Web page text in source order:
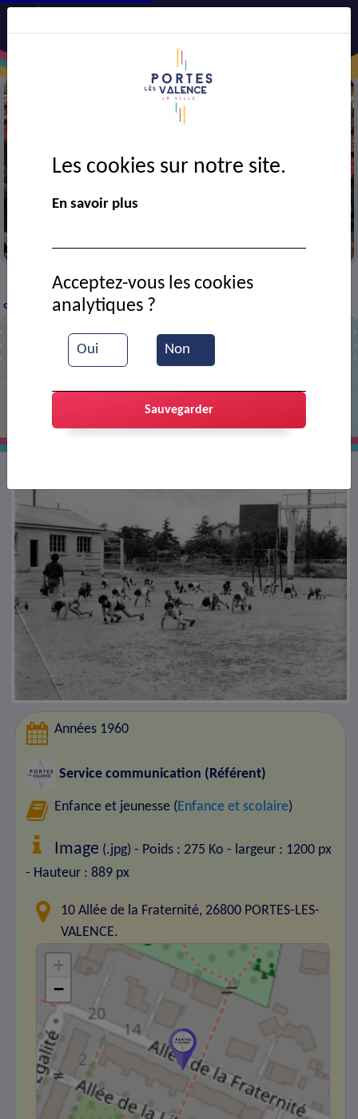
> VIE MUNICIPALE > Ressources documentaires
centre aéré SNCF
Années 1960
Service communication (Référent)
Enfance et jeunesse ( Enfance et scolaire)
Image (.jpg) - Poids : 275 Ko - largeur : 1200 px
- Hauteur : 889 px
10 Allée de la Fraternité, 26800 PORTES-LES-
VALENCE.
+
−
Les cookies sur notre site.
En savoir plus
Oui Non
Acceptez-vous les cookies
analytiques ?
Sauvegarder